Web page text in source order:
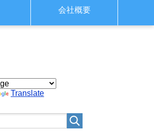
会社概要
Translate